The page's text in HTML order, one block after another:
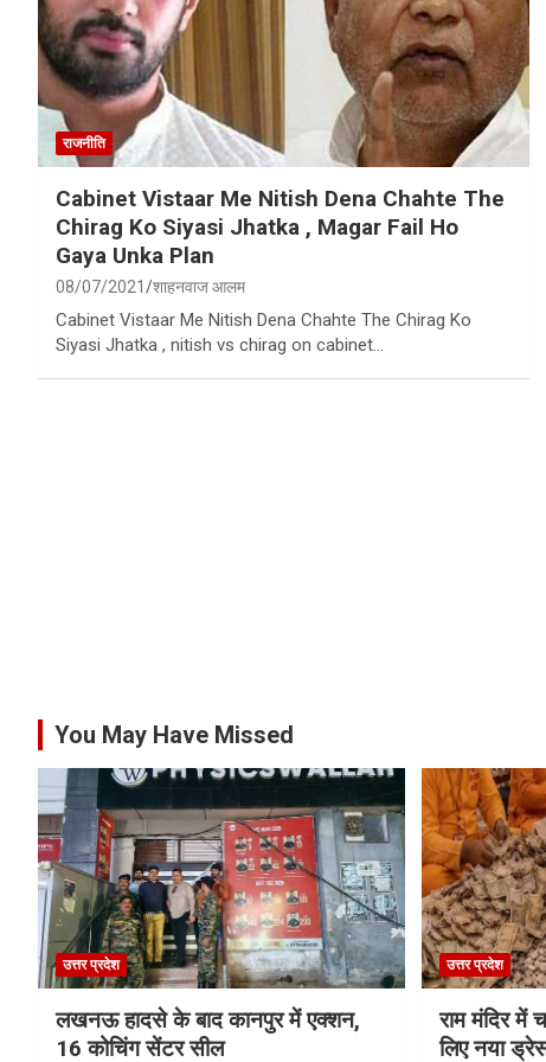
राजनीति
Cabinet Vistaar Me Nitish Dena Chahte The
Chirag Ko Siyasi Jhatka , Magar Fail Ho
Gaya Unka Plan
08/07/2021 शाहनवाज आलम
Cabinet Vistaar Me Nitish Dena Chahte The Chirag Ko
Siyasi Jhatka , nitish vs chirag on cabinet…
You May Have Missed
उत्तर प्रदेश
लखनऊ हादसे के बाद कानपुर में एक्शन,
16 कोचिंग सेंटर सील
उत्तर प्रदेश
राम मंदिर में
लिए नया